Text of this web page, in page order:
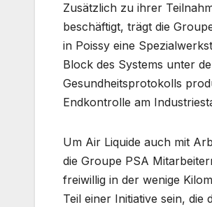
Zusätzlich zu ihrer
beschäftigt, trägt die
in Poissy eine
Block des Systems unter
Gesundheitsprotokolls
Endkontrolle am
Um Air Liquide auch mit
die Groupe PSA
freiwillig in der wenige
Teil einer Initiative sein,